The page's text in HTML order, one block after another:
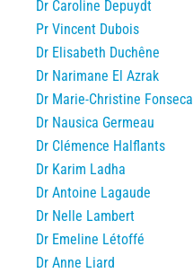
Dr Caroline Depuydt
Pr Vincent Dubois
Dr Elisabeth Duchêne
Dr Narimane El Azrak
Dr Marie-Christine Fonseca
Dr Nausica Germeau
Dr Clémence Halflants
Dr Karim Ladha
Dr Antoine Lagaude
Dr Nelle Lambert
Dr Emeline Létoffé
Dr Anne Liard